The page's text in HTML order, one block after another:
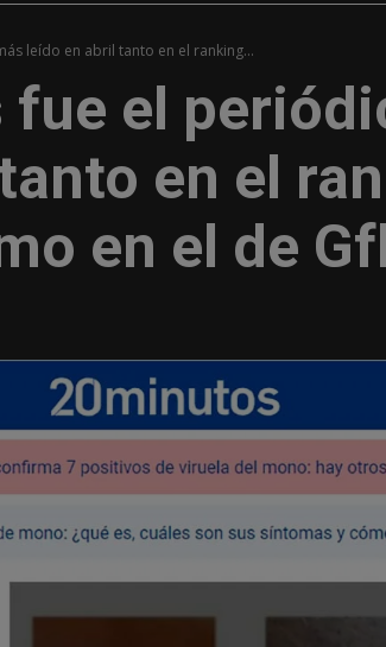
leído en abril tanto en el ranking...
el
en el
en el de